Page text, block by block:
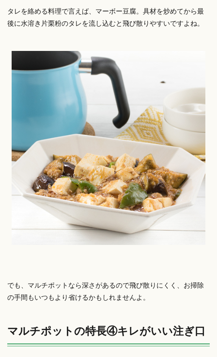
タレを絡める料理で言えば、マーボー豆腐。具材を炒めてから最
後に水溶き片栗粉のタレを流し込むと飛び散りやすいですよね。
でも、マルチポットなら深さがあるので飛び散りにくく、お掃除
の手間もいつもより省けるかもしれませんよ。
マルチポットの特長④キレがいい注ぎ口